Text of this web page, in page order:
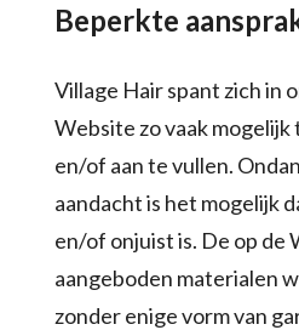
Beperkte
Village Hair spant zich in
Website zo vaak
en/of aan te vullen.
aandacht is het mogelijk
en/of onjuist is. De op de
aangeboden materialen
zonder enige vorm van